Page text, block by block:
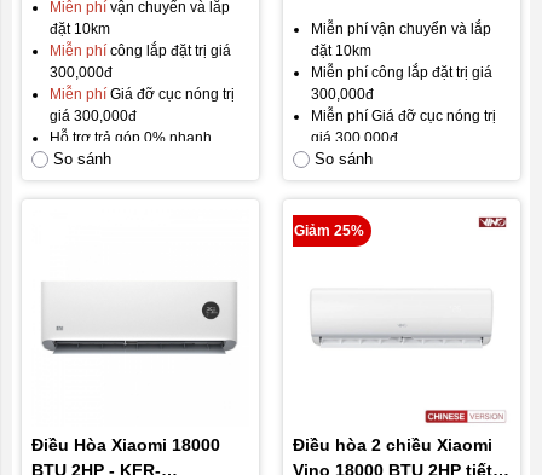
Miễn phí vận chuyển và lắp
đặt 10km
Miễn phí công lắp đặt trị giá
300,000đ
Miễn phí Giá đỡ cục nóng trị
giá 300,000đ
Hỗ trợ trả góp 0% nhanh
chóng
Hàng mới100%
Brandnew Fullbox
GIÁ TỐT NHẤT THỊ
TRƯỜNG!
So sánh
nối App
Miễn phí vận chuyển và lắp
đặt 10km
Miễn phí công lắp đặt trị giá
300,000đ
Miễn phí Giá đỡ cục nóng trị
giá 300,000đ
Hỗ trợ trả góp 0% nhanh
chóng
Hàng mới 100%
Brandnew Fullbox
Bảo hành 12 tháng, đổi mới
GIÁ TỐT NHẤT THỊ TRƯỜNG
So sánh
Điều Hòa Xiaomi 18000
BTU 2HP - KFR-
Giảm 25%
Điều hòa 2 chiều Xiaomi
Vino 18000 BTU 2HP tiết